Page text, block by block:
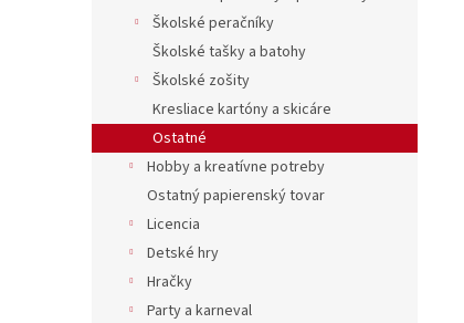
Školské peračníky
Školské tašky a batohy
Školské zošity
Kresliace kartóny a skicáre
Ostatné
Hobby a kreatívne potreby
Ostatný papierenský tovar
Licencia
Detské hry
Hračky
Party a karneval